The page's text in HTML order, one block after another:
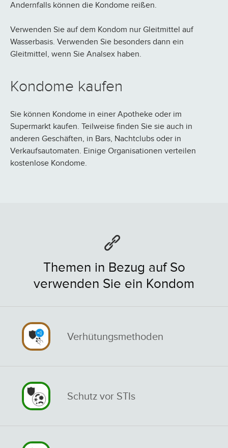
Andernfalls können die Kondome reißen.
Verwenden Sie auf dem Kondom nur Gleitmittel auf
Wasserbasis. Verwenden Sie besonders dann ein
Gleitmittel, wenn Sie Analsex haben.
Kondome kaufen
Sie können Kondome in einer Apotheke oder im
Supermarkt kaufen. Teilweise finden Sie sie auch in
anderen Geschäften, in Bars, Nachtclubs oder in
Verkaufsautomaten. Einige Organisationen verteilen
kostenlose Kondome.
Themen in Bezug auf So
verwenden Sie ein Kondom
Verhütungsmethoden
Schutz vor STIs